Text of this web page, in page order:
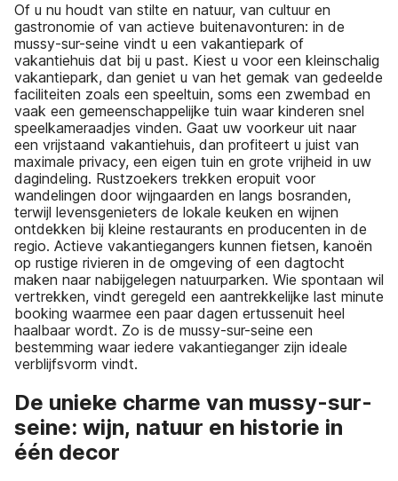
Of u nu houdt van stilte en natuur, van cultuur en
gastronomie of van actieve buitenavonturen: in de
mussy-sur-seine vindt u een vakantiepark of
vakantiehuis dat bij u past. Kiest u voor een kleinschalig
vakantiepark, dan geniet u van het gemak van gedeelde
faciliteiten zoals een speeltuin, soms een zwembad en
vaak een gemeenschappelijke tuin waar kinderen snel
speelkameraadjes vinden. Gaat uw voorkeur uit naar
een vrijstaand vakantiehuis, dan profiteert u juist van
maximale privacy, een eigen tuin en grote vrijheid in uw
dagindeling. Rustzoekers trekken eropuit voor
wandelingen door wijngaarden en langs bosranden,
terwijl levensgenieters de lokale keuken en wijnen
ontdekken bij kleine restaurants en producenten in de
regio. Actieve vakantiegangers kunnen fietsen, kanoën
op rustige rivieren in de omgeving of een dagtocht
maken naar nabijgelegen natuurparken. Wie spontaan wil
vertrekken, vindt geregeld een aantrekkelijke last minute
booking waarmee een paar dagen ertussenuit heel
haalbaar wordt. Zo is de mussy-sur-seine een
bestemming waar iedere vakantieganger zijn ideale
verblijfsvorm vindt.
De unieke charme van mussy-sur-
seine: wijn, natuur en historie in
één decor